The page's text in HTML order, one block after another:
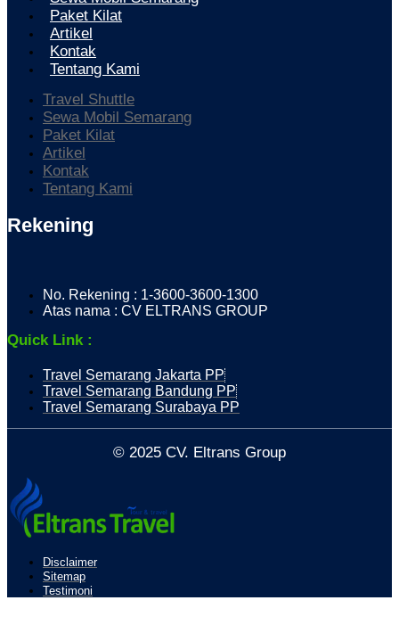
Paket Kilat
Artikel
Kontak
Tentang Kami
Travel Shuttle
Sewa Mobil Semarang
Paket Kilat
Artikel
Kontak
Tentang Kami
Rekening
No. Rekening : 1-3600-3600-1300
Atas nama : CV ELTRANS GROUP
Quick Link :
Travel Semarang Jakarta PP
Travel Semarang Bandung PP
Travel Semarang Surabaya PP
© 2025 CV. Eltrans Group
Disclaimer
Sitemap
Testimoni